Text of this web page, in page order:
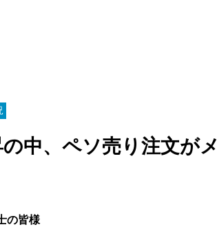
中、ペソ売り注文がメ
の皆様